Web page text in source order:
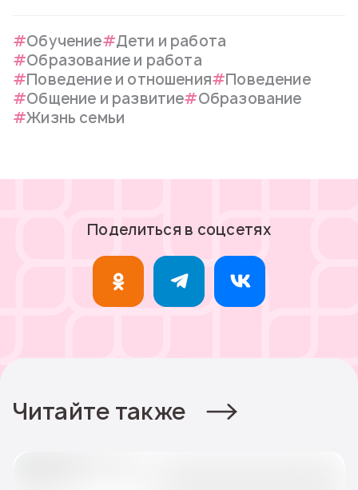
Обучение
Дети и работа
Образование и работа
Поведение и отношения
Поведение
Общение и развитие
Образование
Жизнь семьи
Поделиться в соцсетях
Читайте также